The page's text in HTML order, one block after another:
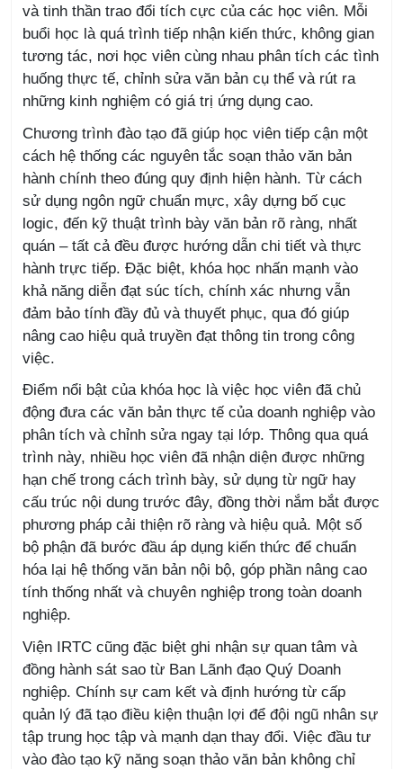
và tinh thần trao đổi tích cực của các học viên. Mỗi
buổi học là quá trình tiếp nhận kiến thức, không gian
tương tác, nơi học viên cùng nhau phân tích các tình
huống thực tế, chỉnh sửa văn bản cụ thể và rút ra
những kinh nghiệm có giá trị ứng dụng cao.
Chương trình đào tạo đã giúp học viên tiếp cận một
cách hệ thống các nguyên tắc soạn thảo văn bản
hành chính theo đúng quy định hiện hành. Từ cách
sử dụng ngôn ngữ chuẩn mực, xây dựng bố cục
logic, đến kỹ thuật trình bày văn bản rõ ràng, nhất
quán – tất cả đều được hướng dẫn chi tiết và thực
hành trực tiếp. Đặc biệt, khóa học nhấn mạnh vào
khả năng diễn đạt súc tích, chính xác nhưng vẫn
đảm bảo tính đầy đủ và thuyết phục, qua đó giúp
nâng cao hiệu quả truyền đạt thông tin trong công
việc.
Điểm nổi bật của khóa học là việc học viên đã chủ
động đưa các văn bản thực tế của doanh nghiệp vào
phân tích và chỉnh sửa ngay tại lớp. Thông qua quá
trình này, nhiều học viên đã nhận diện được những
hạn chế trong cách trình bày, sử dụng từ ngữ hay
cấu trúc nội dung trước đây, đồng thời nắm bắt được
phương pháp cải thiện rõ ràng và hiệu quả. Một số
bộ phận đã bước đầu áp dụng kiến thức để chuẩn
hóa lại hệ thống văn bản nội bộ, góp phần nâng cao
tính thống nhất và chuyên nghiệp trong toàn doanh
nghiệp.
Viện IRTC cũng đặc biệt ghi nhận sự quan tâm và
đồng hành sát sao từ Ban Lãnh đạo Quý Doanh
nghiệp. Chính sự cam kết và định hướng từ cấp
quản lý đã tạo điều kiện thuận lợi để đội ngũ nhân sự
tập trung học tập và mạnh dạn thay đổi. Việc đầu tư
vào đào tạo kỹ năng soạn thảo văn bản không chỉ